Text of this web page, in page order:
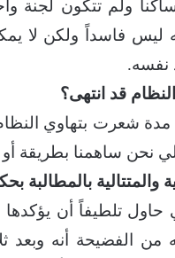
ولم تتكون لجنة
ليس فاسداً ولكن لا
نفسه.
قد انتهى؟
مدة شعرت بتهاوي
ساهمنا بطريقة أو
والمتتالية
حاول تلطيفاً أن
لأنه من الفضيحة أنه